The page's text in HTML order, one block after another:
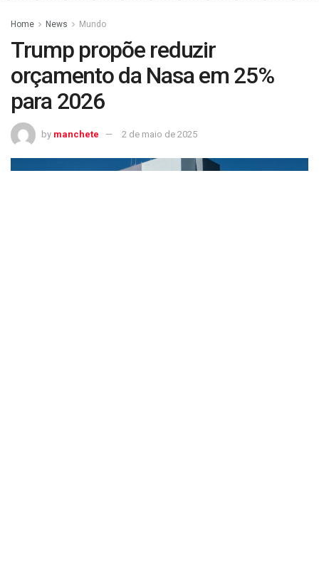
Home News Mundo
Trump propõe reduzir
orçamento da Nasa em 25%
para 2026
by manchete 2 de maio de 2025